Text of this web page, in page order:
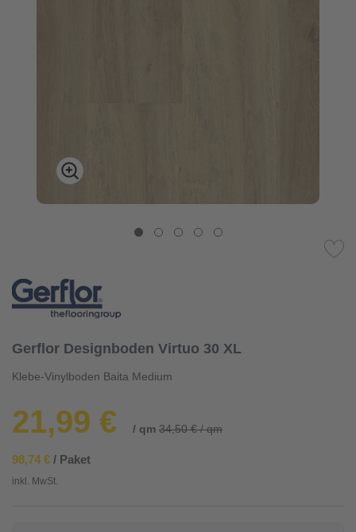
Gerflor Designboden Virtuo 30 XL
Klebe-Vinylboden Baita Medium
21,99 € / qm 34,50 € / qm
98,74 € / Paket
inkl. MwSt.